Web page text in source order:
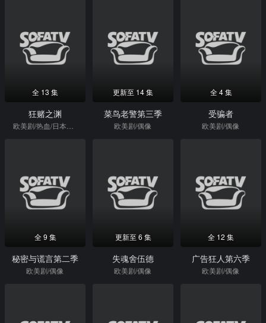
全 13 集
狂赌之渊
欧美剧/热血/日本动漫
更新至 14 集
菜鸟老警第三季
欧美剧/偶像
全 4 集
受骗者
欧美剧/偶像
全 9 集
秘密与谎言第二季
欧美剧/偶像
更新至 6 集
失魂舍伍德
欧美剧/偶像
全 12 集
广告狂人第六季
欧美剧/偶像